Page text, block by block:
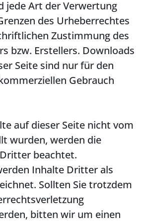
jede Art der Verwertung
des Urheberrechtes
Zustimmung des
bzw. Erstellers. Downloads
Seite sind nur für den
Gebrauch
auf dieser Seite nicht vom
wurden, werden die
beachtet.
Inhalte Dritter als
Sollten Sie trotzdem
bitten wir um einen